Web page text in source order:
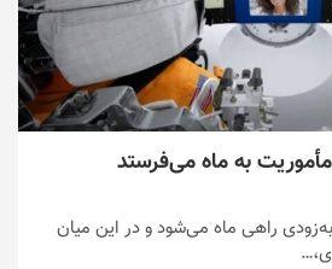
مأموریت به ماه می‌فرستد
آرتمیس ۱ ناسا به‌زودی راهی ماه می‌شود و در این میان